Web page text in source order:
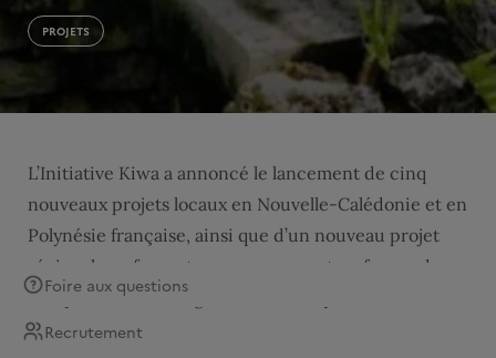
Foire aux questions
Recrutement
PROJETS
L’Initiative Kiwa a annoncé le lancement de cinq
nouveaux projets locaux en Nouvelle-Calédonie et en
Polynésie française, ainsi que d’un nouveau projet
régional, renforçant son engagement en faveur de
l’adaptation au changement climatique et de la
protection de la biodiversité dans le Pacifique.